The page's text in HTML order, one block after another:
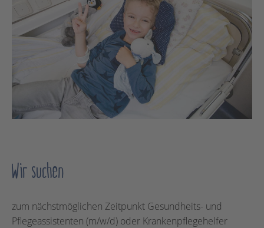
Wir suchen
zum nächstmöglichen Zeitpunkt Gesundheits- und
Pflegeassistenten (m/w/d) oder Krankenpflegehelfer